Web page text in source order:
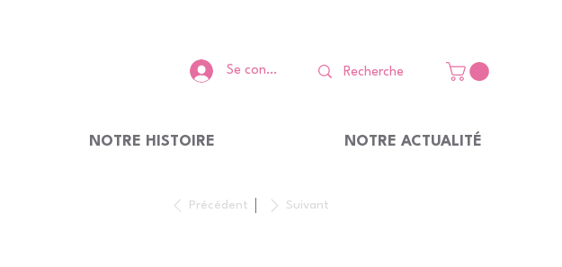
Se connecter
NOTRE HISTOIRE NOTRE ACTUALITÉ
Précédent Suivant